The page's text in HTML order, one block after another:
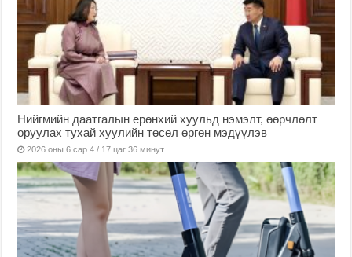
Нийгмийн даатгалын ерөнхий хуульд нэмэлт, өөрчлөлт
оруулах тухай хуулийн төсөл өргөн мэдүүлэв
2026 оны 6 сар 4 / 17 цаг 36 минут